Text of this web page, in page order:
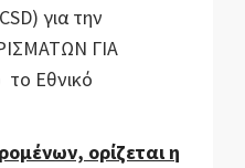
για την
ΓΙΑ
Εθνικό
ορίζεται η